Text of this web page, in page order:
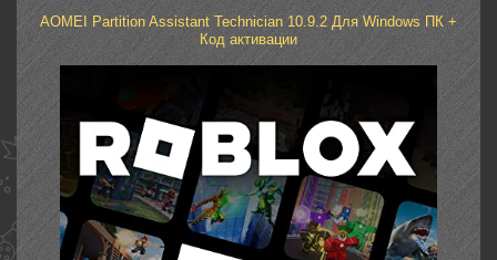
AOMEI Partition Assistant Technician 10.9.2 Для Windows ПК +
Код активации